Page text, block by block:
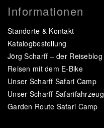
Informationen
Standorte & Kontakt
Katalogbestellung
Jörg Scharff – der Reiseblog
Reisen mit dem E-Bike
Unser Scharff Safari Camp
Unser Scharff Safarifahrzeug
Garden Route Safari Camp